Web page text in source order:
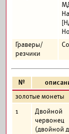
Граверы/
резчики
№
золотые монеты
1
Двойной
червонец
(двойной